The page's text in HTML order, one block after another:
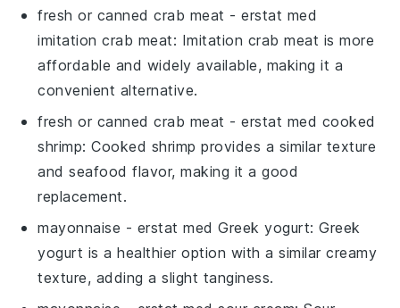
fresh or canned crab meat - erstat med
imitation crab meat: Imitation crab meat is more
affordable and widely available, making it a
convenient alternative.
fresh or canned crab meat - erstat med cooked
shrimp: Cooked shrimp provides a similar texture
and seafood flavor, making it a good
replacement.
mayonnaise - erstat medGreek yogurt: Greek
yogurt is a healthier option with a similar creamy
texture, adding a slight tanginess.